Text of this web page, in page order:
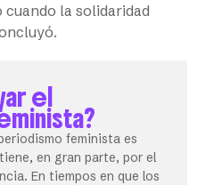
cuando la solidaridad
el
feminista es
en gran parte, por el
En tiempos en que los